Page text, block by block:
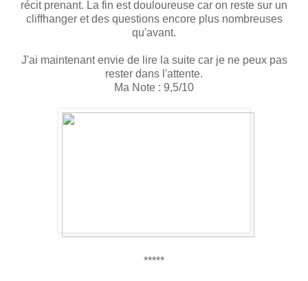
récit prenant. La fin est douloureuse car on reste sur un
cliffhanger et des questions encore plus nombreuses
qu'avant.
J'ai maintenant envie de lire la suite car je ne peux pas
rester dans l'attente.
Ma Note : 9,5/10
*****